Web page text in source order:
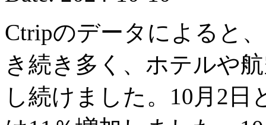
Ctripのデータによると
き続き多く、ホテルや
し続けました。10月2日